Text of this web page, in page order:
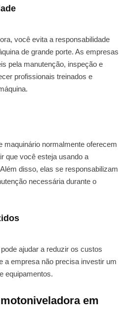
você evita a responsabilidade
de grande porte. As empresas
pela manutenção, inspeção e
profissionais treinados e
maquinário normalmente oferecem
que você esteja usando a
disso, elas se responsabilizam
necessária durante o
ajudar a reduzir os custos
a empresa não precisa investir um
equipamentos.
em